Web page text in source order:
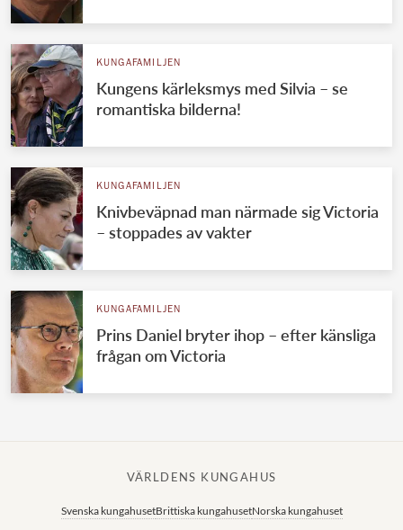
KUNGAFAMILJEN
Kungens kärleksmys med Silvia – se
romantiska bilderna!
KUNGAFAMILJEN
Knivbeväpnad man närmade sig Victoria
– stoppades av vakter
KUNGAFAMILJEN
Prins Daniel bryter ihop – efter känsliga
frågan om Victoria
VÄRLDENS KUNGAHUS
Svenska kungahusetBrittiska kungahusetNorska kungahuset